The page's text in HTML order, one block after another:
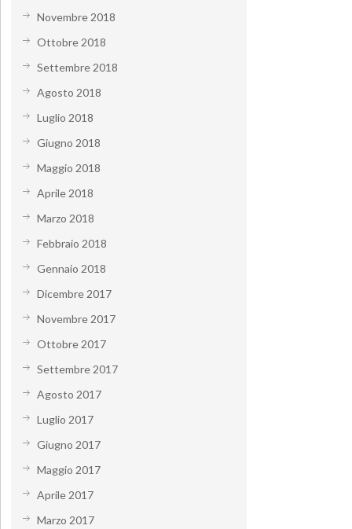
Novembre 2018
Ottobre 2018
Settembre 2018
Agosto 2018
Luglio 2018
Giugno 2018
Maggio 2018
Aprile 2018
Marzo 2018
Febbraio 2018
Gennaio 2018
Dicembre 2017
Novembre 2017
Ottobre 2017
Settembre 2017
Agosto 2017
Luglio 2017
Giugno 2017
Maggio 2017
Aprile 2017
Marzo 2017